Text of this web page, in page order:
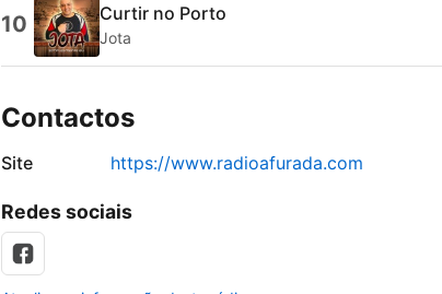
10 Curtir no Porto
Jota
Contactos
Site https://www.radioafurada.com
Redes sociais